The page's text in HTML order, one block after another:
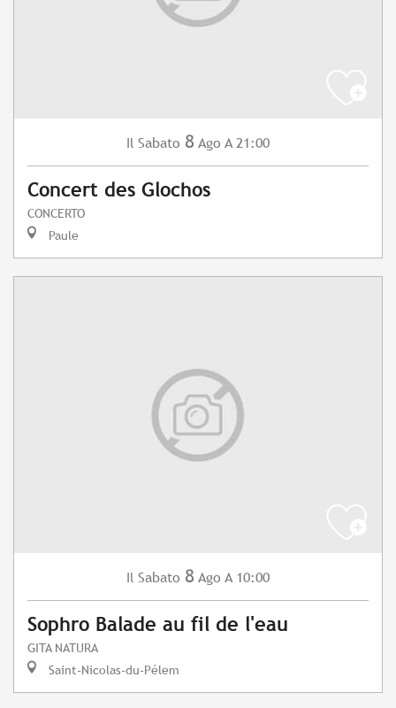
Il Sabato 8 Ago A 21:00
Concert des Glochos
CONCERTO
Paule
Il Sabato 8 Ago A 10:00
Sophro Balade au fil de l'eau
GITA NATURA
Saint-Nicolas-du-Pélem